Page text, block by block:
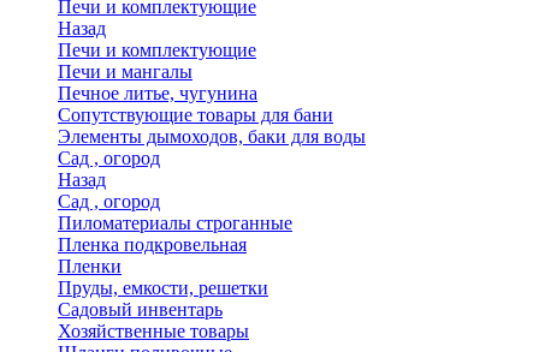
Печи и комплектующие
Назад
Печи и комплектующие
Печи и мангалы
Печное литье, чугунина
Сопутствующие товары для бани
Элементы дымоходов, баки для воды
Сад , огород
Назад
Сад , огород
Пиломатериалы строганные
Пленка подкровельная
Пленки
Пруды, емкости, решетки
Садовый инвентарь
Хозяйственные товары